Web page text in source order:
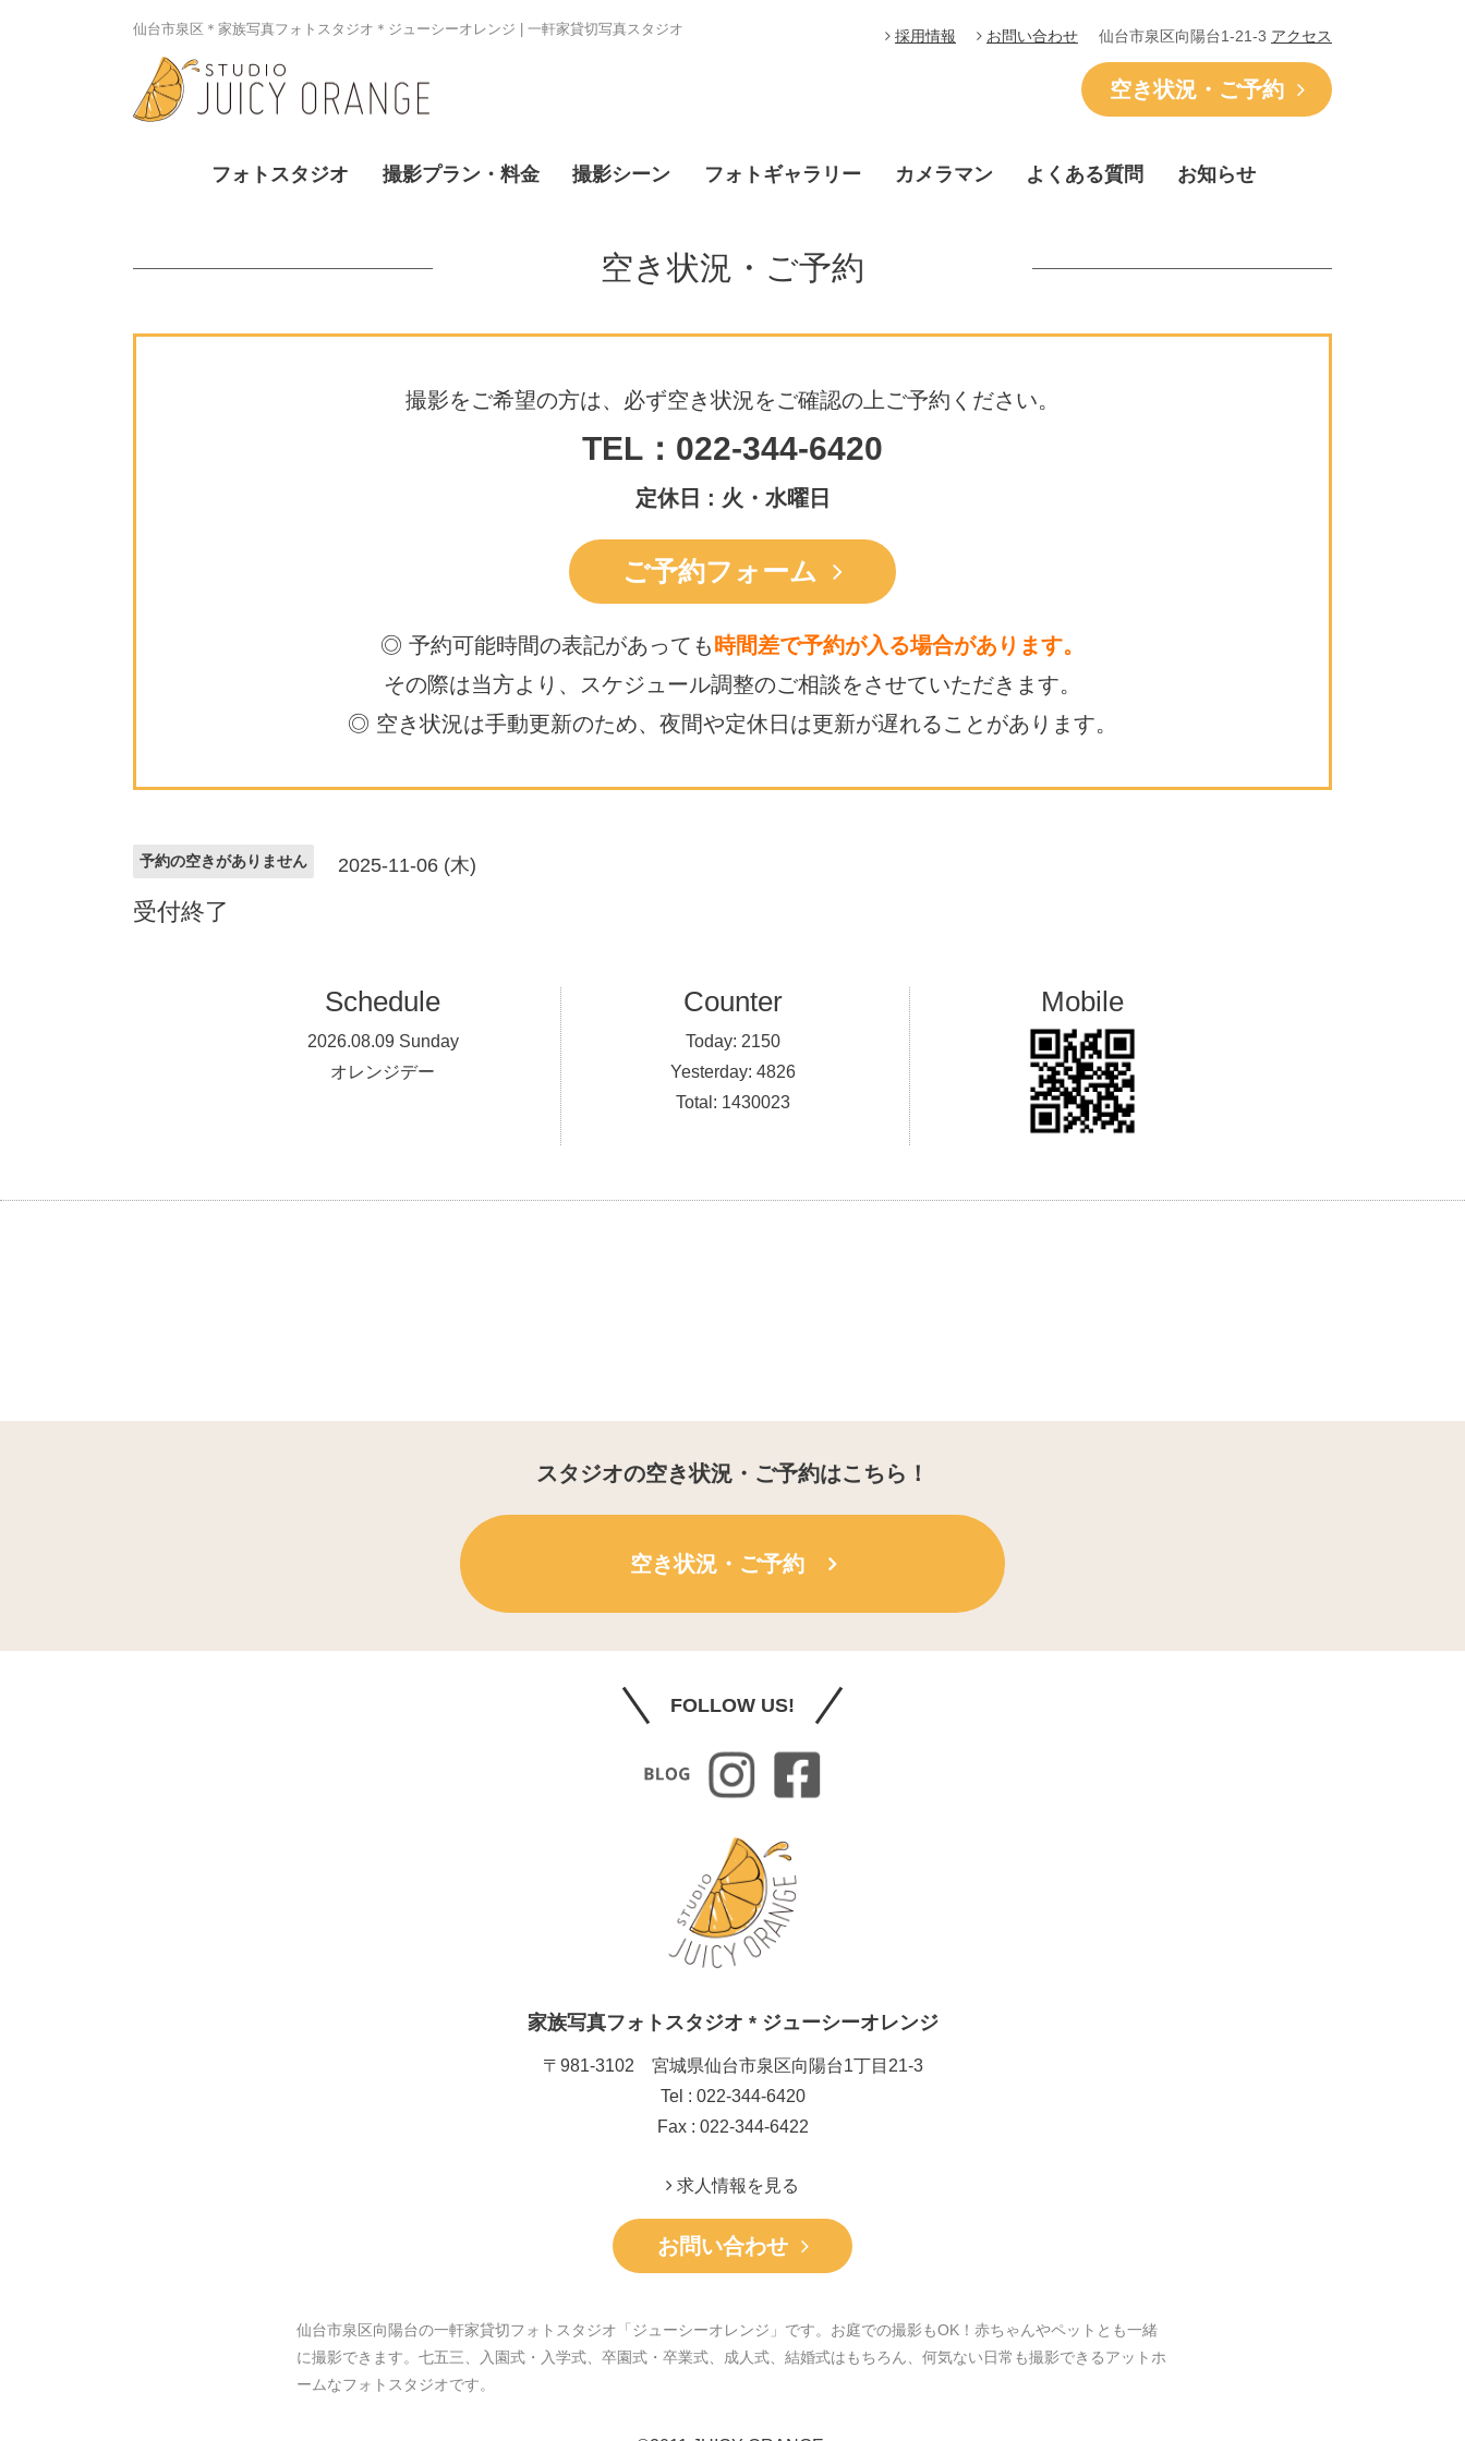
仙台市泉区＊家族写真フォトスタジオ＊ジューシーオレンジ | 一軒家貸切写真スタジオ 採用情報 お問い合わせ 仙台市泉区向陽台1-21-3 アクセス
空き状況・ご予約
フォトスタジオ 撮影プラン・料金 撮影シーン フォトギャラリー カメラマン よくある質問 お知らせ
空き状況・ご予約
撮影をご希望の方は、必ず空き状況をご確認の上ご予約ください。
TEL：022-344-6420
定休日 : 火・水曜日
ご予約フォーム
◎ 予約可能時間の表記があっても 時間差で予約が入る場合があります。
その際は当方より、スケジュール調整のご相談をさせていただきます。
◎ 空き状況は手動更新のため、 夜間や定休日は更新が遅れることがあります。
予約の空きがありません 2025-11-06 (木)
受付終了
Schedule
2026.08.09 Sunday
オレンジデー
Counter
Today: 2150
Yesterday: 4826
Total: 1430023
Mobile
スタジオの空き状況・ご予約はこちら！
空き状況・ご予約
FOLLOW US!
家族写真フォトスタジオ * ジューシーオレンジ
〒981-3102 宮城県仙台市泉区向陽台1丁目21-3
Tel : 022-344-6420
Fax : 022-344-6422
求人情報を見る
お問い合わせ
仙台市泉区向陽台の一軒家貸切フォトスタジオ「ジューシーオレンジ」です。お庭での撮影もOK！赤ちゃんやペットとも一緒
に撮影できます。七五三、入園式・入学式、卒園式・卒業式、成人式、結婚式はもちろん、何気ない日常も撮影できるアットホ
ームなフォトスタジオです。